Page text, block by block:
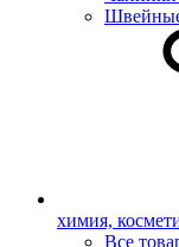
химия,
Все